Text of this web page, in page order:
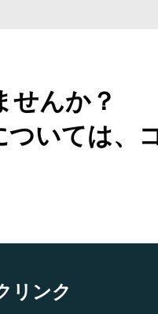
せんか？
いては、
リンク